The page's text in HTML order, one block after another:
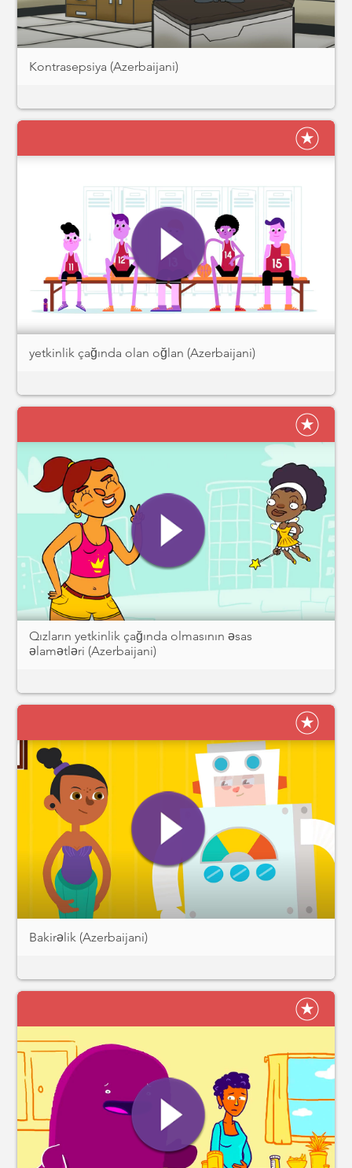
Kontrasepsiya (Azerbaijani)
yetkinlik çağında olan oğlan (Azerbaijani)
Qızların yetkinlik çağında olmasının əsas
əlamətləri (Azerbaijani)
Bakirəlik (Azerbaijani)